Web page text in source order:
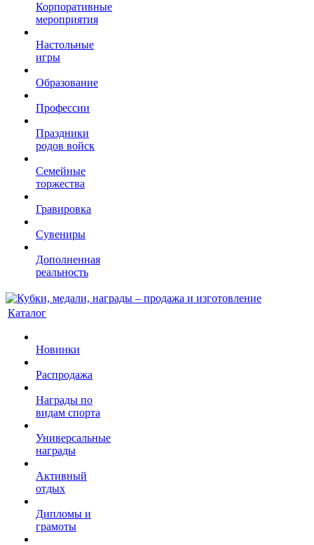
Корпоративные
мероприятия
Настольные
игры
Образование
Профессии
Праздники
родов войск
Семейные
торжества
Гравировка
Сувениры
Дополненная
реальность
Каталог
Новинки
Распродажа
Награды по
видам спорта
Универсальные
награды
Активный
отдых
Дипломы и
грамоты